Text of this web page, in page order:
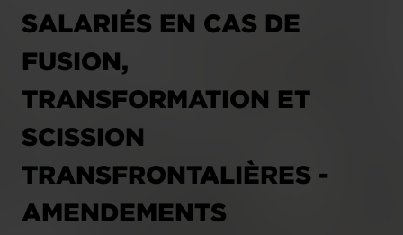
SALARIÉS EN CAS DE
FUSION,
TRANSFORMATION ET
SCISSION
TRANSFRONTALIÈRES -
AMENDEMENTS